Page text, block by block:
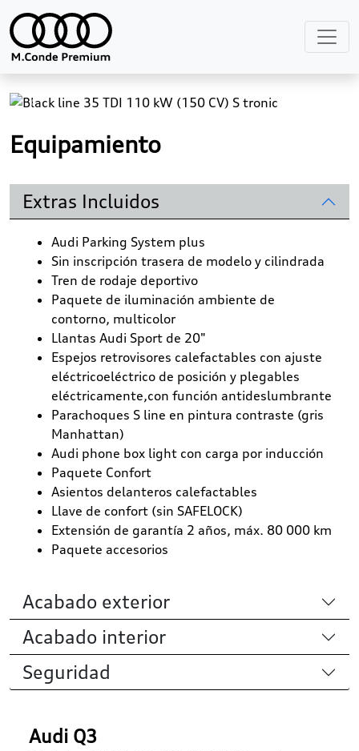
Previous
Equipamiento
Extras Incluidos
Audi Parking System plus
Sin inscripción trasera de modelo y cilindrada
Tren de rodaje deportivo
Paquete de iluminación ambiente de
contorno, multicolor
Llantas Audi Sport de 20"
Espejos retrovisores calefactables con ajuste
eléctricoeléctrico de posición y plegables
eléctricamente,con función antideslumbrante
Parachoques S line en pintura contraste (gris
Manhattan)
Audi phone box light con carga por inducción
Paquete Confort
Asientos delanteros calefactables
Llave de confort (sin SAFELOCK)
Extensión de garantía 2 años, máx. 80 000 km
Paquete accesorios
Acabado exterior
Acabado interior
Seguridad
Audi Q3